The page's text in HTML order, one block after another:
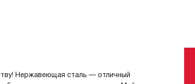
Нержавеющая сталь — отличный